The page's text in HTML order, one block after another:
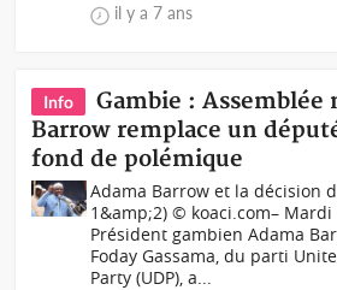
il y a 7 ans
Info
Gambie : Assemblée
Barrow remplace un
fond de polémique
Adama Barrow et la décision
1&amp;2) © koaci.com– Mardi
Président gambien Adama
Foday Gassama, du parti
Party (UDP), a...